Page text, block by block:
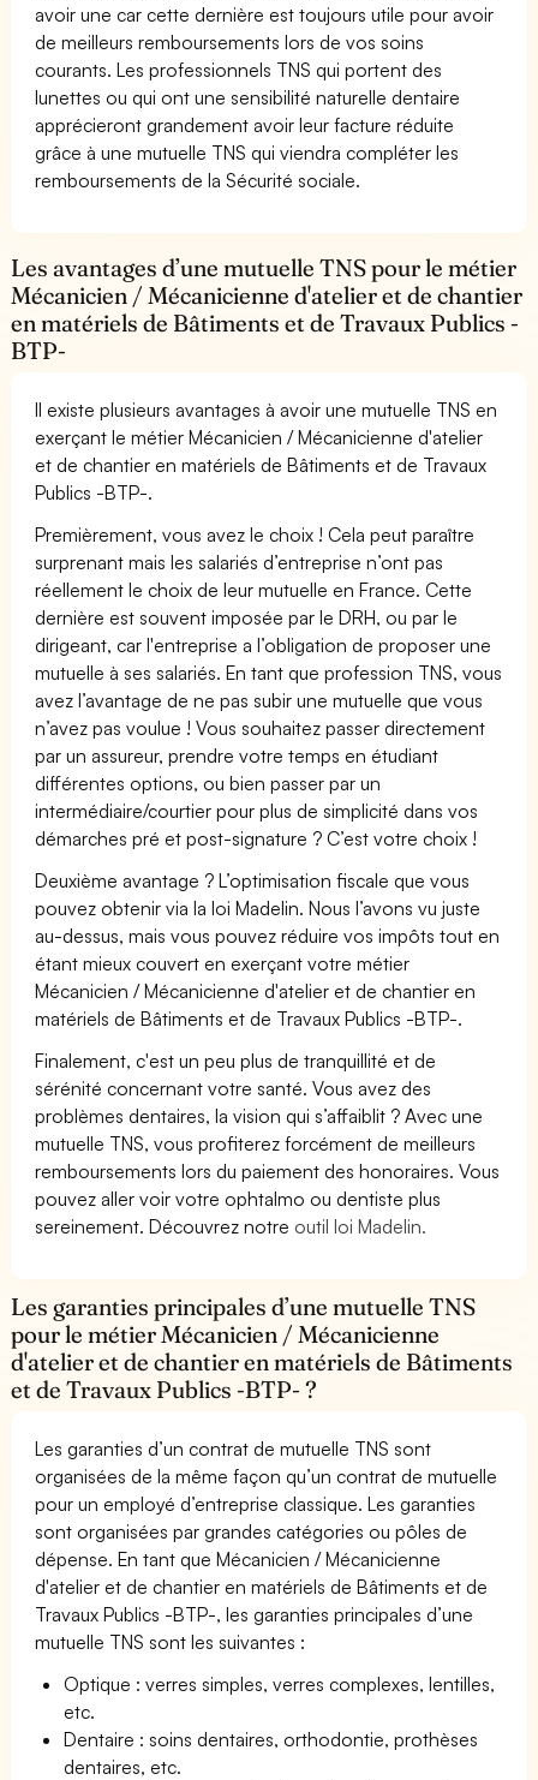
avoir une car cette dernière est toujours utile pour avoir
de meilleurs remboursements lors de vos soins
courants. Les professionnels TNS qui portent des
lunettes ou qui ont une sensibilité naturelle dentaire
apprécieront grandement avoir leur facture réduite
grâce à une mutuelle TNS qui viendra compléter les
remboursements de la Sécurité sociale.
Les avantages d’une mutuelle TNS pour le métier
Mécanicien / Mécanicienne d'atelier et de chantier
en matériels de Bâtiments et de Travaux Publics -
BTP-
Il existe plusieurs avantages à avoir une mutuelle TNS en
exerçant le métier Mécanicien / Mécanicienne d'atelier
et de chantier en matériels de Bâtiments et de Travaux
Publics -BTP-.
Premièrement, vous avez le choix ! Cela peut paraître
surprenant mais les salariés d’entreprise n’ont pas
réellement le choix de leur mutuelle en France. Cette
dernière est souvent imposée par le DRH, ou par le
dirigeant, car l'entreprise a l’obligation de proposer une
mutuelle à ses salariés. En tant que profession TNS, vous
avez l’avantage de ne pas subir une mutuelle que vous
n’avez pas voulue ! Vous souhaitez passer directement
par un assureur, prendre votre temps en étudiant
différentes options, ou bien passer par un
intermédiaire/courtier pour plus de simplicité dans vos
démarches pré et post-signature ? C’est votre choix !
Deuxième avantage ? L’optimisation fiscale que vous
pouvez obtenir via la loi Madelin. Nous l’avons vu juste
au-dessus, mais vous pouvez réduire vos impôts tout en
étant mieux couvert en exerçant votre métier
Mécanicien / Mécanicienne d'atelier et de chantier en
matériels de Bâtiments et de Travaux Publics -BTP-.
Finalement, c'est un peu plus de tranquillité et de
sérénité concernant votre santé. Vous avez des
problèmes dentaires, la vision qui s’affaiblit ? Avec une
mutuelle TNS, vous profiterez forcément de meilleurs
remboursements lors du paiement des honoraires. Vous
pouvez aller voir votre ophtalmo ou dentiste plus
sereinement. Découvrez notre outil loi Madelin.
Les garanties principales d’une mutuelle TNS
pour le métier Mécanicien / Mécanicienne
d'atelier et de chantier en matériels de Bâtiments
et de Travaux Publics -BTP- ?
Les garanties d’un contrat de mutuelle TNS sont
organisées de la même façon qu’un contrat de mutuelle
pour un employé d’entreprise classique. Les garanties
sont organisées par grandes catégories ou pôles de
dépense. En tant que Mécanicien / Mécanicienne
d'atelier et de chantier en matériels de Bâtiments et de
Travaux Publics -BTP-, les garanties principales d’une
mutuelle TNS sont les suivantes :
Optique : verres simples, verres complexes, lentilles,
etc.
Dentaire : soins dentaires, orthodontie, prothèses
dentaires, etc.